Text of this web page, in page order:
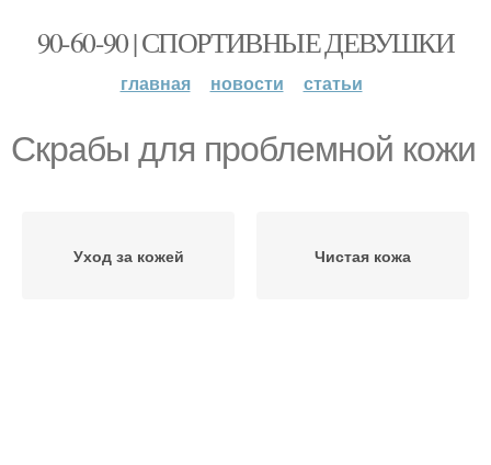
90-60-90 | СПОРТИВНЫЕ ДЕВУШКИ
главная новости статьи
Скрабы для проблемной кожи
Уход за кожей Чистая кожа